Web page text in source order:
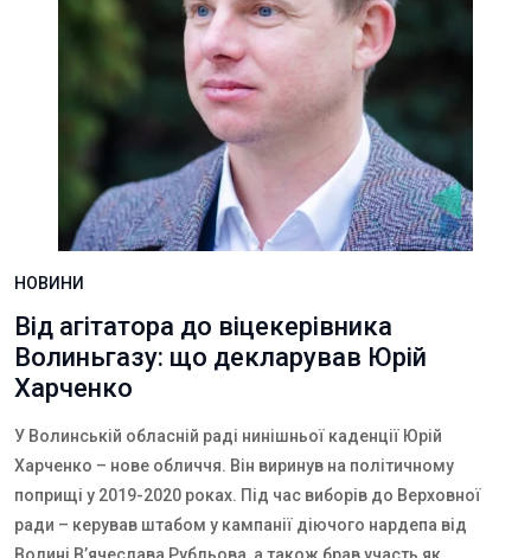
НОВИНИ
Від агітатора до віцекерівника
Волиньгазу: що декларував Юрій
Харченко
У Волинській обласній раді нинішньої каденції Юрій
Харченко – нове обличчя. Він виринув на політичному
поприщі у 2019-2020 роках. Під час виборів до Верховної
ради – керував штабом у кампанії діючого нардепа від